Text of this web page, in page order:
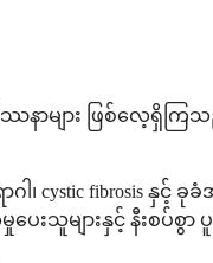
ဿနာများ ဖြစ်လေ့
fibrosis နှင့် ခုခံအ
ေးသူများနှင့် နီးစပ်စွ